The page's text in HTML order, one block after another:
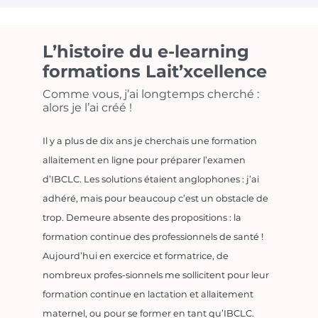
L’histoire du e-learning
formations Lait’xcellence
Comme vous, j’ai longtemps cherché :
alors je l’ai créé !
Il y a plus de dix ans je cherchais une formation
allaitement en ligne pour préparer l’examen
d’IBCLC. Les solutions étaient anglophones : j’ai
adhéré, mais pour beaucoup c’est un obstacle de
trop. Demeure absente des propositions : la
formation continue des professionnels de santé !
Aujourd’hui en exercice et formatrice, de
nombreux profes-sionnels me sollicitent pour leur
formation continue en lactation et allaitement
maternel, ou pour se former en tant qu’IBCLC.